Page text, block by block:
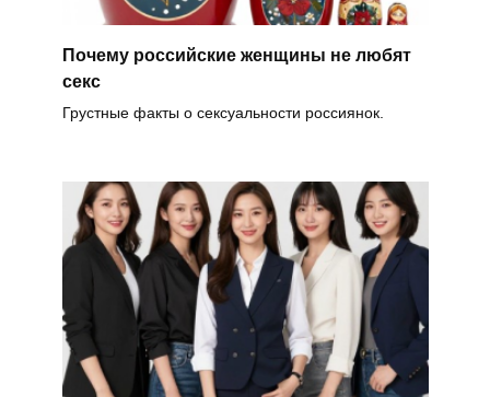
Почему российские женщины не любят
секс
Грустные факты о сексуальности россиянок.